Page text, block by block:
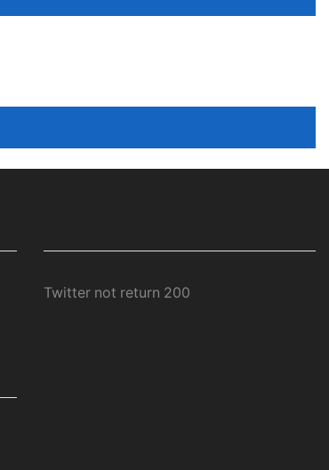
Twitter not return 200